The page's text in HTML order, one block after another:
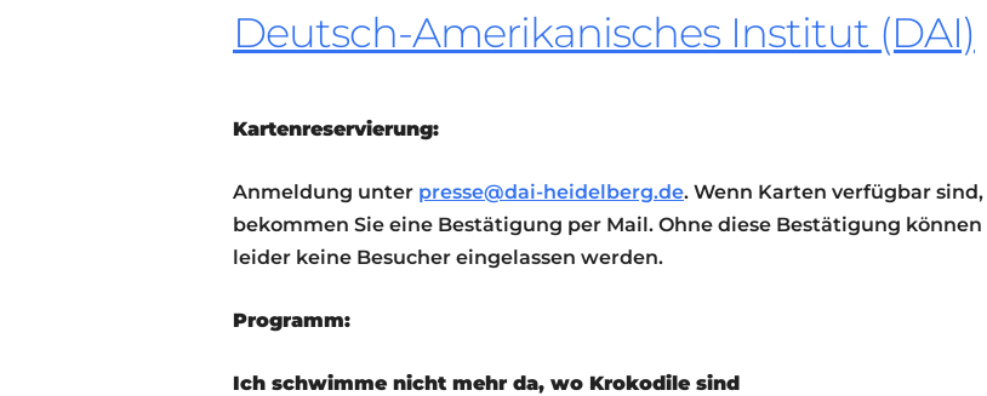
KONTAKT
KULTURPASS DIGITAL
Deutsch-Amerikanisches Institut (DAI)
Kartenreservierung:
Anmeldung unter presse@dai-heidelberg.de. Wenn Karten verfügbar sind,
bekommen Sie eine Bestätigung per Mail. Ohne diese Bestätigung können
leider keine Besucher eingelassen werden.
Programm:
Ich schwimme nicht mehr da, wo Krokodile sind